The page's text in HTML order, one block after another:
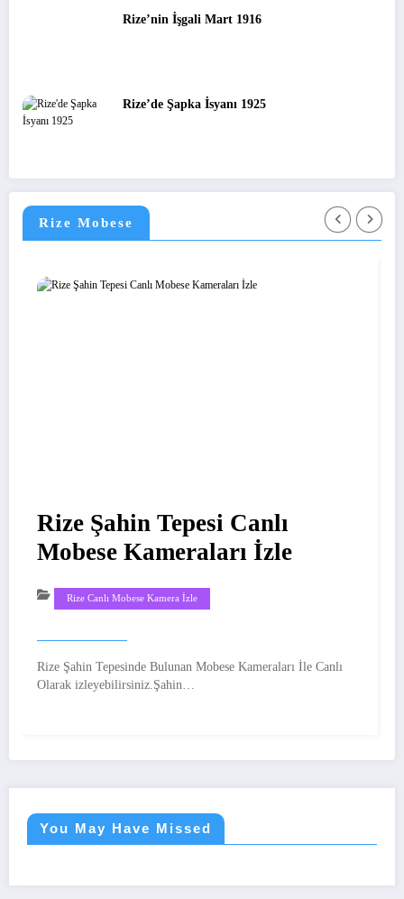
Rize’nin İşgali Mart 1916
Rize’de Şapka İsyanı 1925
Rize Mobese
Rize Şahin Tepesi Canlı
Mobese Kameraları İzle
Rize Canlı Mobese Kamera İzle
Rize Şahin Tepesinde Bulunan Mobese Kameraları İle Canlı
Olarak izleyebilirsiniz.Şahin…
You May Have Missed